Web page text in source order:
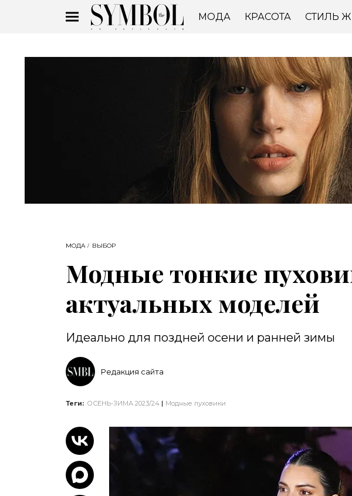
МОДА КРАСОТА СТИЛЬ
МОДА ВЫБОР
Модные тонкие
актуальных моделей
Идеально для поздней осени и ранней зимы
Редакция сайта
Теги: ОСЕНЬ-ЗИМА 2023/24 Модные пуховики